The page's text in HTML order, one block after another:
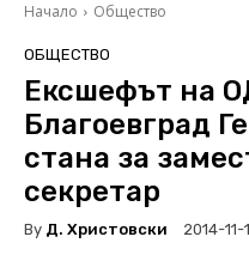
Начало Общество
ОБЩЕСТВО
Ексшефът на
Благоевград
стана за
секретар
By Д. Христовски 2014-11-